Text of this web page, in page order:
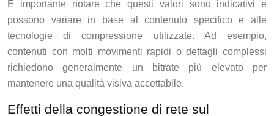
È importante notare che questi valori sono indicativi e
possono variare in base al contenuto specifico e alle
tecnologie di compressione utilizzate. Ad esempio,
contenuti con molti movimenti rapidi o dettagli complessi
richiedono generalmente un bitrate più elevato per
mantenere una qualità visiva accettabile.
Effetti della congestione di rete sul